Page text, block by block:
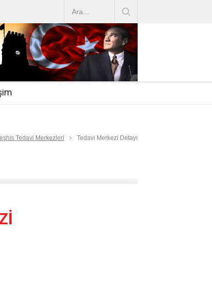
|2019-07-31
16 | 2019-07-31
Talep|2019-06-26
Tedavi Merkezleri Tedavi Merkezi Detayı